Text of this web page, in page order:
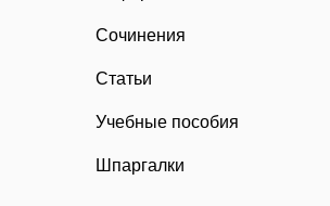
Сочинения
Статьи
Учебные пособия
Шпаргалки